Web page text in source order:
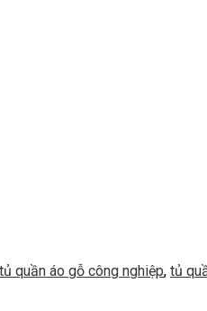
tủ quần áo gỗ công nghiệp, tủ